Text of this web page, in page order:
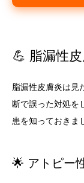
💪 脂漏性
脂漏性皮膚炎は見
断で誤った対処を
患を知っておきま
🌟 アトピー